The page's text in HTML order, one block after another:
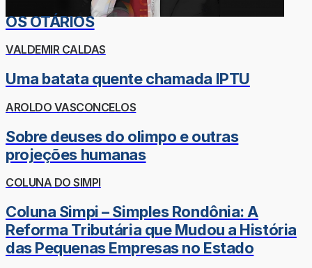
OS OTÁRIOS
VALDEMIR CALDAS
Uma batata quente chamada IPTU
AROLDO VASCONCELOS
Sobre deuses do olimpo e outras
projeções humanas
COLUNA DO SIMPI
Coluna Simpi – Simples Rondônia: A
Reforma Tributária que Mudou a História
das Pequenas Empresas no Estado